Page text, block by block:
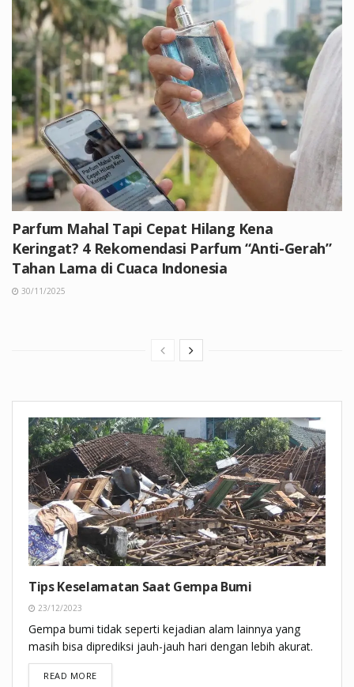
Parfum Mahal Tapi Cepat Hilang Kena
Keringat? 4 Rekomendasi Parfum “Anti-Gerah”
Tahan Lama di Cuaca Indonesia
30/11/2025
Tips Keselamatan Saat Gempa Bumi
23/12/2023
Gempa bumi tidak seperti kejadian alam lainnya yang
masih bisa diprediksi jauh-jauh hari dengan lebih akurat.
READ MOREDETAILS